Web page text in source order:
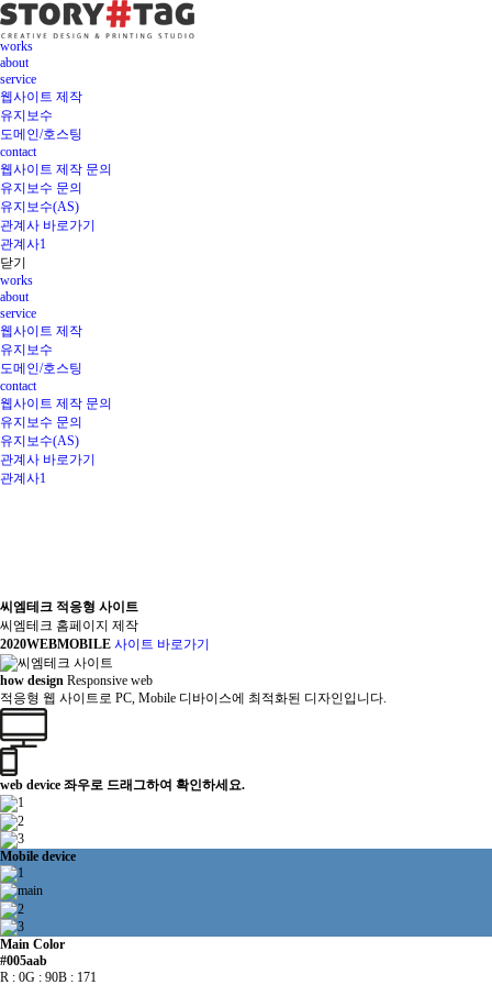
works
about
service
웹사이트 제작
유지보수
도메인/호스팅
contact
웹사이트 제작 문의
유지보수 문의
유지보수(AS)
관계사 바로가기
관계사1
닫기
works
about
service
웹사이트 제작
유지보수
도메인/호스팅
contact
웹사이트 제작 문의
유지보수 문의
유지보수(AS)
관계사 바로가기
관계사1
씨엠테크 적응형 사이트
씨엠테크 홈페이지 제작
2020WEBMOBILE 사이트 바로가기
how design Responsive web
적응형 웹 사이트로 PC, Mobile 디바이스에 최적화된 디자인입니다.
web device 좌우로 드래그하여 확인하세요.
Mobile device
Main Color
#005aab
R : 0G : 90B : 171